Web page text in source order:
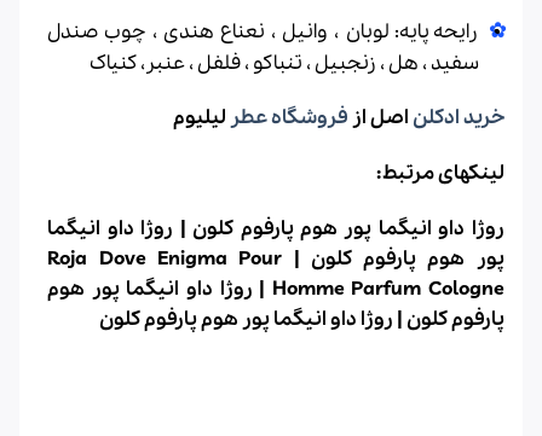
رایحه پایه: لوبان ، وانیل ، نعناع هندی ، چوب صندل
سفید ، هل ، زنجبیل ، تنباکو ، فلفل ، عنبر، کنیاک
خرید ادکلن اصل از فروشگاه عطر لیلیوم
لینکهای مرتبط:
روژا داو انیگما پور هوم پارفوم کلون | روژا داو انیگما
پور هوم پارفوم کلون
| Roja Dove Enigma Pour
Homme Parfum Cologne | روژا داو انیگما پور هوم
پارفوم کلون | روژا داو انیگما پور هوم پارفوم کلون